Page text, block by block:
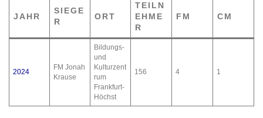
TURNIERINFO DATENSCHUTZERKLÄRUNG
JAHR
SIEGE
R
ORT
TEILN
EHME
R
FM CM
2024
FM Jonah
Krause
Bildungs-
und
Kulturzent
rum
Frankfurt-
Höchst
156 4 1